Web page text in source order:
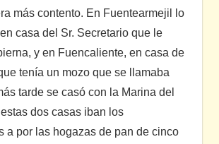
más contento. En Fuentearmejil lo
casa del Sr. Secretario que le
y en Fuencaliente, en casa de
tenía un mozo que se llamaba
tarde se casó con la Marina del
dos casas iban los
a por las hogazas de pan de cinco